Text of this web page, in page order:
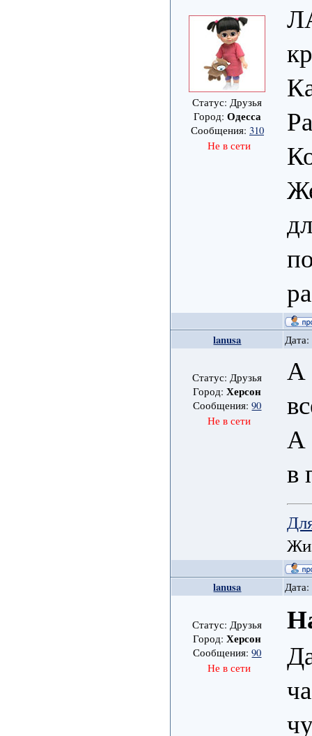
Статус: Друзья
Город: Одесса
Сообщения: 310
Не в сети
lanusa Дата:
Статус: Друзья
Город:Херсон
Сообщения:90
Не в сети
А
А
в
lanusa Дата:
Статус: Друзья
Город:Херсон
Сообщения:90
Не в сети